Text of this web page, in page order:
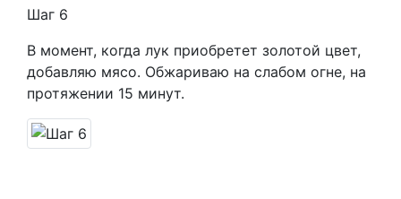
Шаг 6
В момент, когда лук приобретет золотой цвет,
добавляю мясо. Обжариваю на слабом огне, на
протяжении 15 минут.